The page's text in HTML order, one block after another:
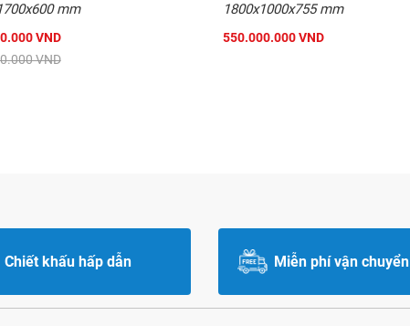
mm
VND
VND
1800x1000x755 mm
550.000.000 VND
Chiết khấu hấp dẫn Miễn phí vận chuyển